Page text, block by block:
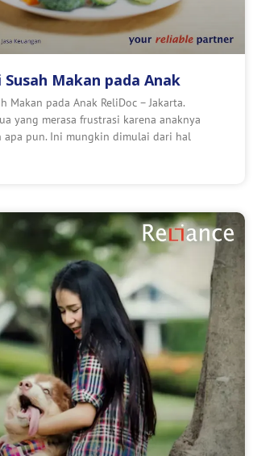
Makan pada Anak
Makan pada Anak ReliDoc – Jakarta.
yang merasa frustrasi karena anaknya
apa pun. Ini mungkin dimulai dari hal